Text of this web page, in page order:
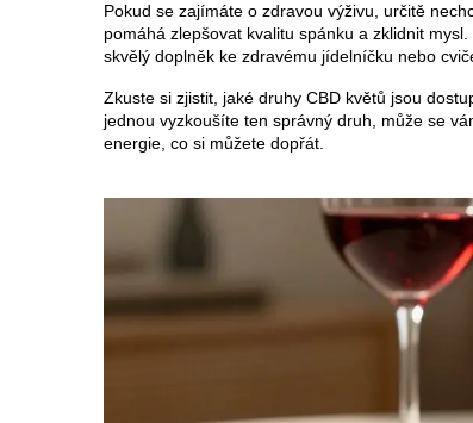
Pokud se zajímáte o zdravou výživu, určitě
pomáhá zlepšovat kvalitu spánku a zklidnit
skvělý doplněk ke zdravému jídelníčku nebo
Zkuste si zjistit, jaké druhy CBD květů jsou
jednou vyzkoušíte ten správný druh, může se
energie, co si můžete dopřát.